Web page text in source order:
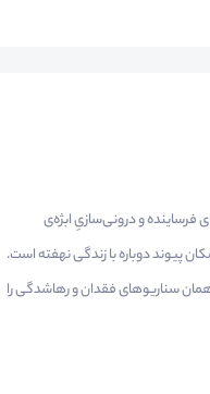
و درونی‌سازیِ ابژه‌ی
پیوند دوباره با زندگی نهفته است.
سناریوهای فقدان و رهاشدگی را